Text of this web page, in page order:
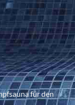
für den